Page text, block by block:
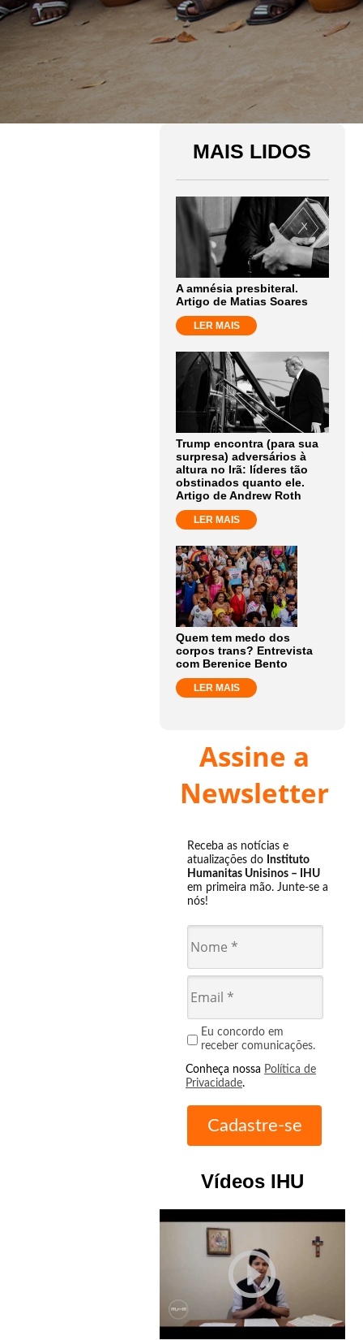
MAIS LIDOS
A amnésia presbiteral.
Artigo de Matias Soares
LER MAIS
Trump encontra (para sua
surpresa) adversários à
altura no Irã: líderes tão
obstinados quanto ele.
Artigo de Andrew Roth
LER MAIS
Quem tem medo dos
corpos trans? Entrevista
com Berenice Bento
LER MAIS
Assine a
Newsletter
Receba as notícias e
atualizações do Instituto
Humanitas Unisinos – IHU
em primeira mão. Junte-se a
nós!
Eu concordo em
receber comunicações.
Conheça nossa Política de
Privacidade.
Vídeos IHU
play_circle_outline